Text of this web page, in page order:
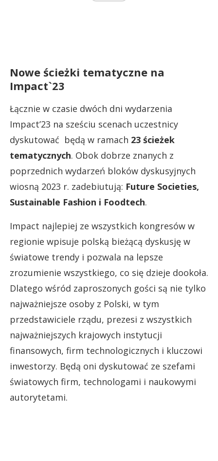
Nowe ścieżki tematyczne na
Impact`23
Łącznie w czasie dwóch dni wydarzenia
Impact’23 na sześciu scenach uczestnicy
dyskutować będą w ramach 23 ścieżek
tematycznych. Obok dobrze znanych z
poprzednich wydarzeń bloków dyskusyjnych
wiosną 2023 r. zadebiutują: Future Societies,
Sustainable Fashion i Foodtech.
Impact najlepiej ze wszystkich kongresów w
regionie wpisuje polską bieżącą dyskusję w
światowe trendy i pozwala na lepsze
zrozumienie wszystkiego, co się dzieje dookoła.
Dlatego wśród zaproszonych gości są nie tylko
najważniejsze osoby z Polski, w tym
przedstawiciele rządu, prezesi z wszystkich
najważniejszych krajowych instytucji
finansowych, firm technologicznych i kluczowi
inwestorzy. Będą oni dyskutować ze szefami
światowych firm, technologami i naukowymi
autorytetami.